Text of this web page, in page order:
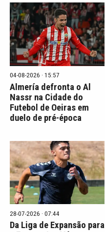
04-08-2026 · 15:57
Almería defronta o Al
Nassr na Cidade do
Futebol de Oeiras em
duelo de pré-época
28-07-2026 · 07:44
Da Liga de Expansão para